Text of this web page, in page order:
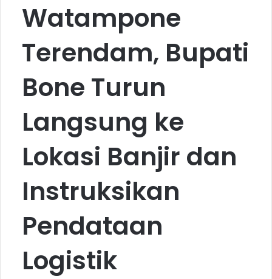
Watampone
Terendam, Bupati
Bone Turun
Langsung ke
Lokasi Banjir dan
Instruksikan
Pendataan
Logistik